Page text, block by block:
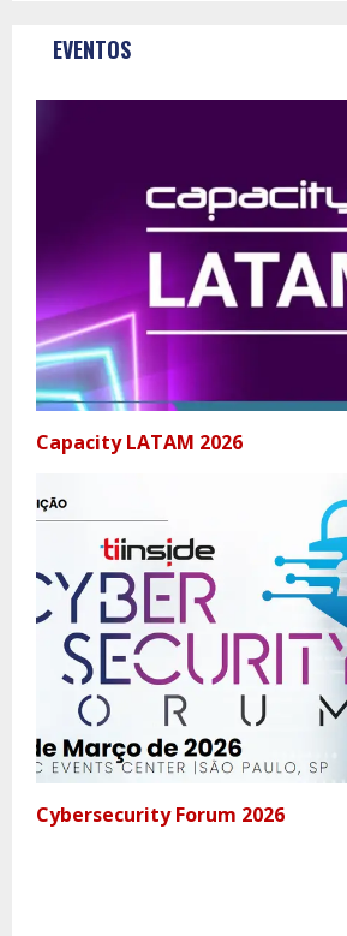
EVENTOS
Capacity LATAM 2026
Cybersecurity Forum 2026